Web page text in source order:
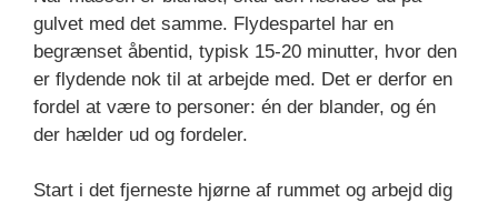
gulvet med det samme. Flydespartel har en
begrænset åbentid, typisk 15-20 minutter, hvor den
er flydende nok til at arbejde med. Det er derfor en
fordel at være to personer: én der blander, og én
der hælder ud og fordeler.
Start i det fjerneste hjørne af rummet og arbejd dig